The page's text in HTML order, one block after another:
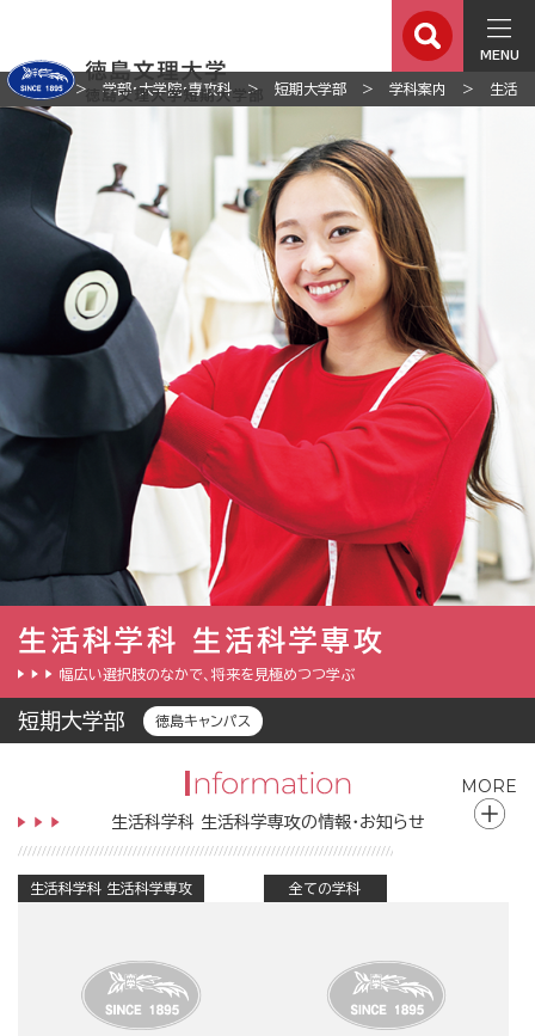
MENU
ホーム 学部・大学院・専攻科 短期大学部 学科案内 生活
生活科学科 生活科学専攻
幅広い選択肢のなかで、将来を見極めつつ学ぶ
短期大学部 徳島キャンパス
生活科学科 生活科学専攻の情報・お知らせ
MORE
生活科学科 生活科学専攻 全ての学科